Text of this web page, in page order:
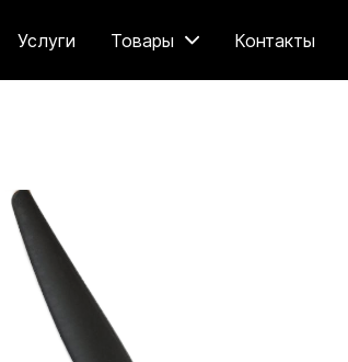
Услуги Товары Контакты